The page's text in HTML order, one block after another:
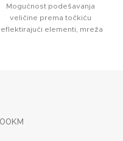
Mogućnost podešavanja
veličine prema točkiću
elementi, mreža